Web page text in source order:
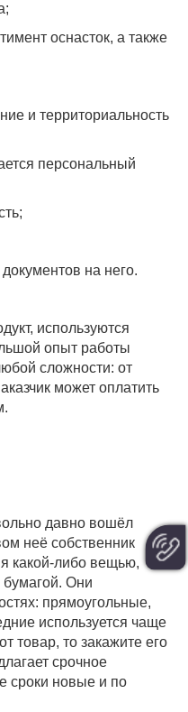
оснасток, а также
и территориальность
персональный
на него.
используются
опыт работы
сложности: от
может оплатить
давно вошёл
неё собственник
какой-либо вещью,
Они
прямоугольные,
используется чаще
товар, то закажите его
срочное
сроки новые и по